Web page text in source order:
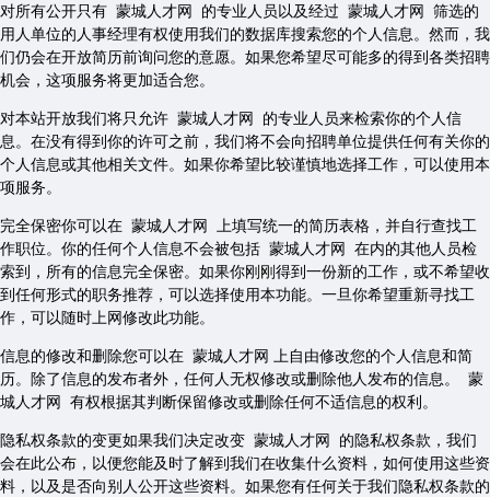
对所有公开只有 蒙城人才网 的专业人员以及经过 蒙城人才网 筛选的
用人单位的人事经理有权使用我们的数据库搜索您的个人信息。然而，我
们仍会在开放简历前询问您的意愿。如果您希望尽可能多的得到各类招聘
机会，这项服务将更加适合您。
对本站开放我们将只允许 蒙城人才网 的专业人员来检索你的个人信
息。在没有得到你的许可之前，我们将不会向招聘单位提供任何有关你的
个人信息或其他相关文件。如果你希望比较谨慎地选择工作，可以使用本
项服务。
完全保密你可以在 蒙城人才网 上填写统一的简历表格，并自行查找工
作职位。你的任何个人信息不会被包括 蒙城人才网 在内的其他人员检
索到，所有的信息完全保密。如果你刚刚得到一份新的工作，或不希望收
到任何形式的职务推荐，可以选择使用本功能。一旦你希望重新寻找工
作，可以随时上网修改此功能。
信息的修改和删除您可以在 蒙城人才网 上自由修改您的个人信息和简
历。除了信息的发布者外，任何人无权修改或删除他人发布的信息。 蒙
城人才网 有权根据其判断保留修改或删除任何不适信息的权利。
隐私权条款的变更如果我们决定改变 蒙城人才网 的隐私权条款，我们
会在此公布，以便您能及时了解到我们在收集什么资料，如何使用这些资
料，以及是否向别人公开这些资料。如果您有任何关于我们隐私权条款的